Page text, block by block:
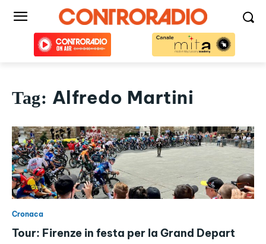
Tag: Alfredo Martini
Cronaca
Tour: Firenze in festa per la Grand Depart